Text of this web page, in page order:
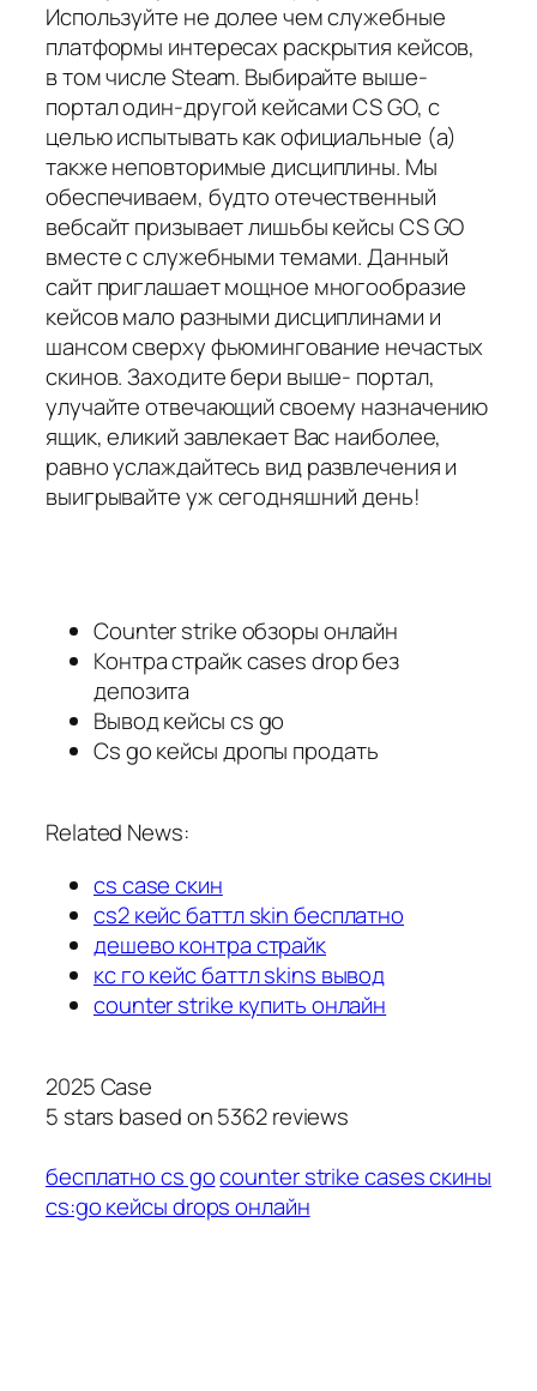
Используйте не долее чем служебные
платформы интересах раскрытия кейсов,
в том числе Steam. Выбирайте выше-
портал один-другой кейсами CS GO, с
целью испытывать как официальные (а)
также неповторимые дисциплины. Мы
обеспечиваем, будто отечественный
вебсайт призывает лишьбы кейсы CS GO
вместе с служебными темами. Данный
сайт приглашает мощное многообразие
кейсов мало разными дисциплинами и
шансом сверху фьюмингование нечастых
скинов. Заходите бери выше- портал,
улучайте отвечающий своему назначению
ящик, еликий завлекает Вас наиболее,
равно услаждайтесь вид развлечения и
выигрывайте уж сегодняшний день!
Counter strike обзоры онлайн
Контра страйк cases drop без
депозита
Вывод кейсы cs go
Cs go кейсы дропы продать
Related News:
cs case скин
cs2 кейс баттл skin бесплатно
дешево контра страйк
кс го кейс баттл skins вывод
counter strike купить онлайн
2025 Case
5 stars based on5362reviews
бесплатно cs gocounter strike cases скины
cs:go кейсы drops онлайн